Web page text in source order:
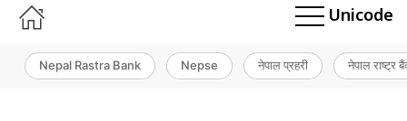
Unicode
Nepal Rastra Bank Nepse नेपाल प्रहरी नेपाल राष्ट्र